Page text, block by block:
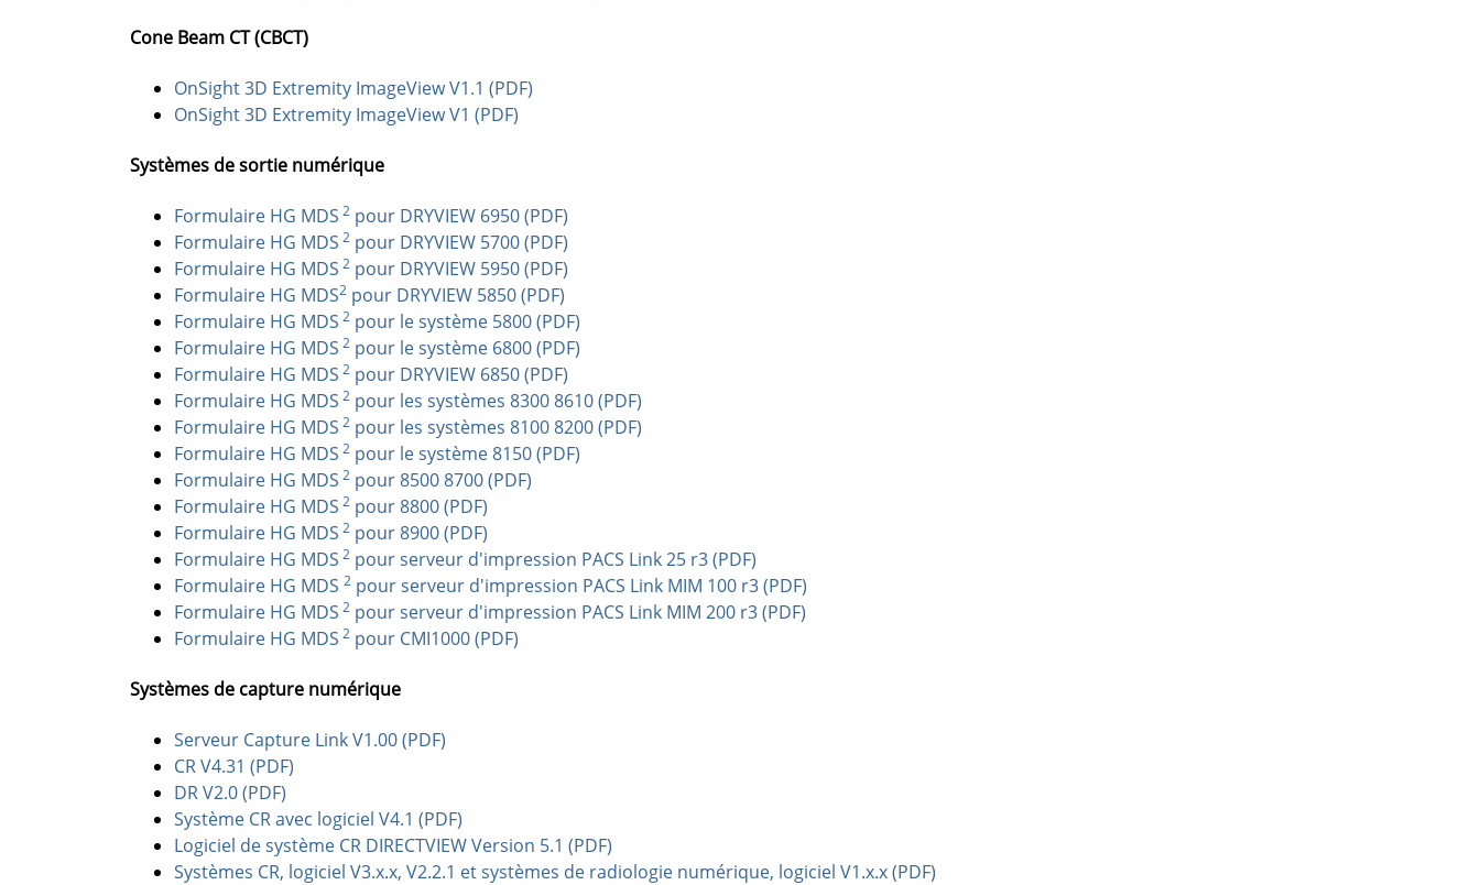
Cone Beam CT (CBCT)
OnSight 3D Extremity ImageView V1.1 (PDF)
OnSight 3D Extremity ImageView V1 (PDF)
Systèmes de sortie numérique
Formulaire HG MDS 2 pour DRYVIEW 6950 (PDF)
Formulaire HG MDS 2 pour DRYVIEW 5700 (PDF)
Formulaire HG MDS 2 pour DRYVIEW 5950 (PDF)
Formulaire HG MDS2 pour DRYVIEW 5850 (PDF)
Formulaire HG MDS 2 pour le système 5800 (PDF)
Formulaire HG MDS 2 pour le système 6800 (PDF)
Formulaire HG MDS 2 pour DRYVIEW 6850 (PDF)
Formulaire HG MDS 2 pour les systèmes 8300 8610 (PDF)
Formulaire HG MDS 2 pour les systèmes 8100 8200 (PDF)
Formulaire HG MDS 2 pour le système 8150 (PDF)
Formulaire HG MDS 2 pour 8500 8700 (PDF)
Formulaire HG MDS 2 pour 8800 (PDF)
Formulaire HG MDS 2 pour 8900 (PDF)
Formulaire HG MDS 2 pour serveur d'impression PACS Link 25 r3 (PDF)
Formulaire HG MDS 2 pour serveur d'impression PACS Link MIM 100 r3 (PDF)
Formulaire HG MDS 2 pour serveur d'impression PACS Link MIM 200 r3 (PDF)
Formulaire HG MDS 2 pour CMI1000 (PDF)
Systèmes de capture numérique
Serveur Capture Link V1.00 (PDF)
CR V4.31 (PDF)
DR V2.0 (PDF)
Système CR avec logiciel V4.1 (PDF)
Logiciel de système CR DIRECTVIEW Version 5.1 (PDF)
Systèmes CR, logiciel V3.x.x, V2.2.1 et systèmes de radiologie numérique, logiciel V1.x.x (PDF)